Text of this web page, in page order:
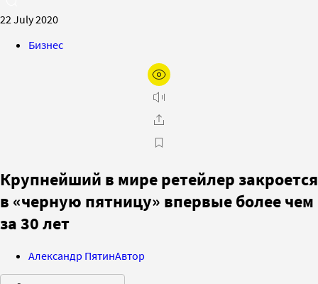
22 July 2020
Бизнес
Крупнейший в мире ретейлер закроется
в «черную пятницу» впервые более чем
за 30 лет
Александр ПятинАвтор